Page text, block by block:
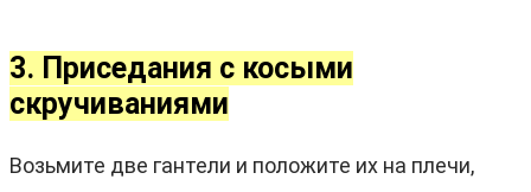
3. Приседания с косыми
скручиваниями
Возьмите две гантели и положите их на плечи,